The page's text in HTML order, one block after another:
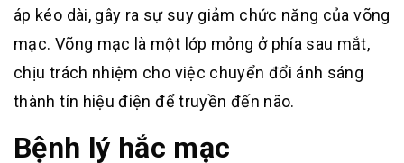
áp kéo dài, gây ra sự suy giảm chức năng của võng
mạc. Võng mạc là một lớp mỏng ở phía sau mắt,
chịu trách nhiệm cho việc chuyển đổi ánh sáng
thành tín hiệu điện để truyền đến não.
Bệnh lý hắc mạc